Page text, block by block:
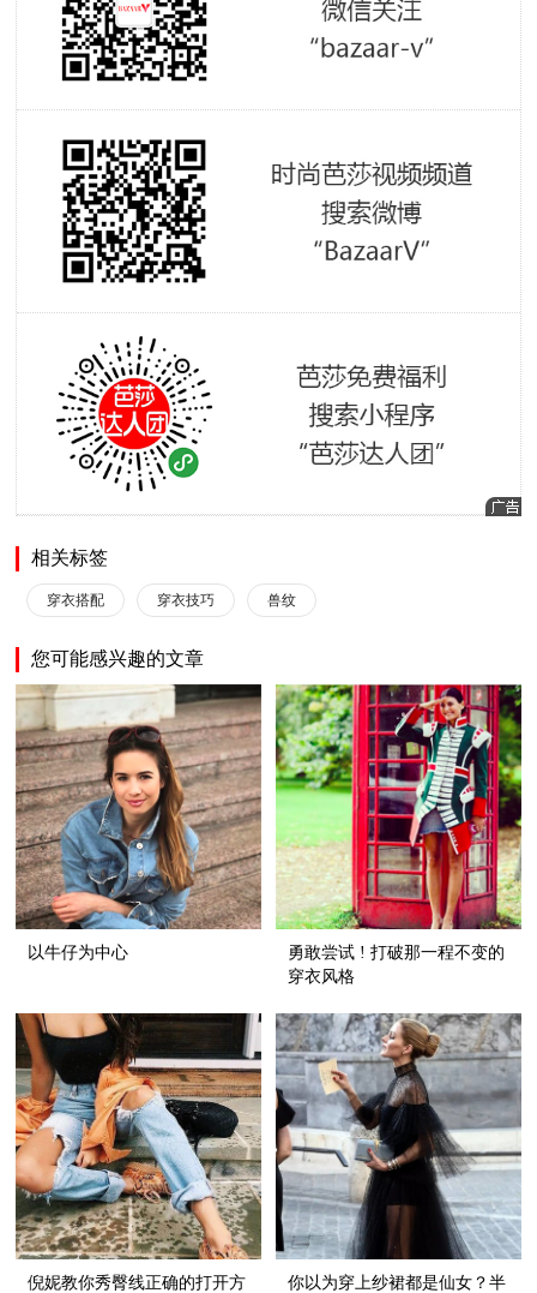
相关标签
穿衣搭配 穿衣技巧 兽纹
您可能感兴趣的文章
以牛仔为中心
勇敢尝试 ! 打破那一程不变的
穿衣风格
倪妮教你秀臀线正确的打开方 你以为穿上纱裙都是仙女？半